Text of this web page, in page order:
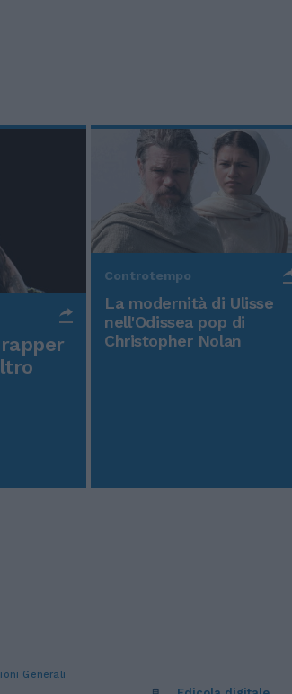
Controtempo
La modernità di Ulisse
nell'Odissea pop di
Christopher Nolan
Generali